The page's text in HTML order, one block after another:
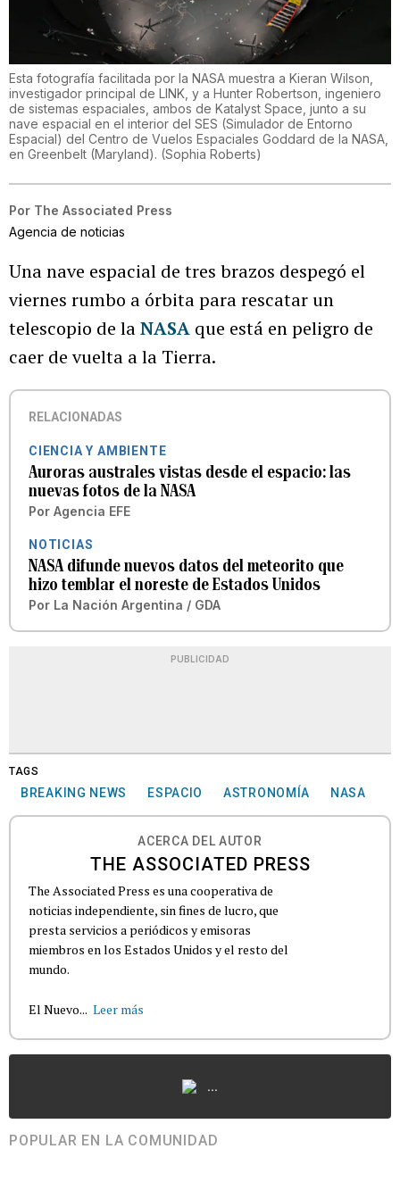
Esta fotografía facilitada por la NASA muestra a Kieran Wilson,
investigador principal de LINK, y a Hunter Robertson, ingeniero
de sistemas espaciales, ambos de Katalyst Space, junto a su
nave espacial en el interior del SES (Simulador de Entorno
Espacial) del Centro de Vuelos Espaciales Goddard de la NASA,
en Greenbelt (Maryland). (Sophia Roberts)
Por The Associated Press
Agencia de noticias
Una nave espacial de tres brazos despegó el
viernes rumbo a órbita para rescatar un
telescopio de laNASA que está en peligro de
caer de vuelta a la Tierra.
RELACIONADAS
CIENCIA Y AMBIENTE
Auroras australes vistas desde el espacio: las
nuevas fotos de la NASA
Por Agencia EFE
NOTICIAS
NASA difunde nuevos datos del meteorito que
hizo temblar el noreste de Estados Unidos
Por La Nación Argentina / GDA
PUBLICIDAD
TAGS
BREAKING NEWS ESPACIO ASTRONOMÍA NASA
ACERCA DEL AUTOR
THE ASSOCIATED PRESS
The Associated Press es una cooperativa de
noticias independiente, sin fines de lucro, que
presta servicios a periódicos y emisoras
miembros en los Estados Unidos y el resto del
mundo.
El Nuevo... Leer más
...
POPULAR EN LA COMUNIDAD